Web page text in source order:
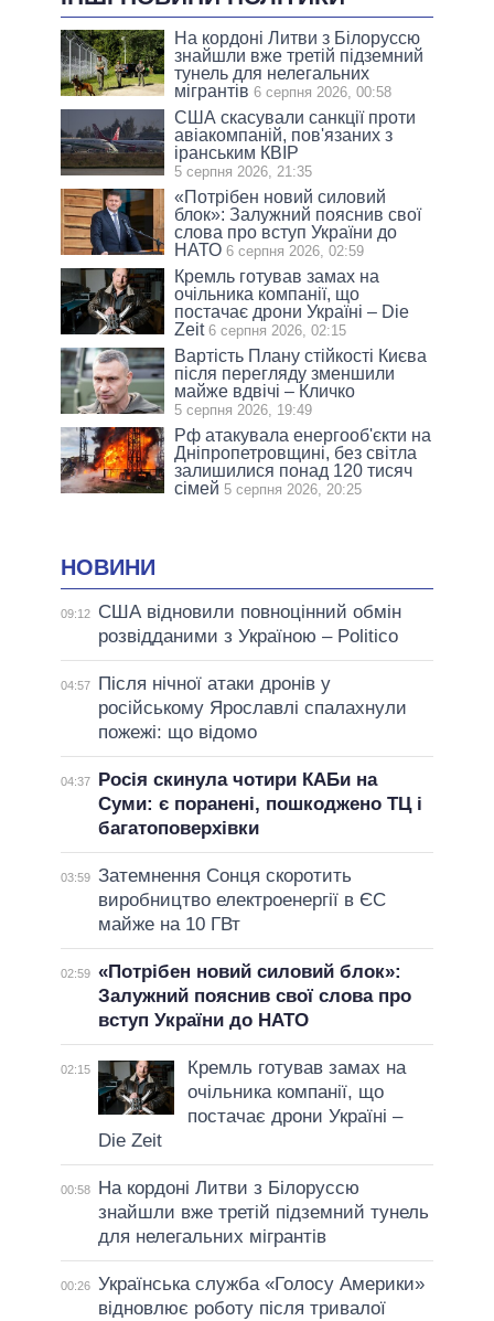
На кордоні Литви з Білоруссю
знайшли вже третій підземний
тунель для нелегальних
мігрантів 6 серпня 2026, 00:58
США скасували санкції проти
авіакомпаній, пов'язаних з
іранським КВІР
5 серпня 2026, 21:35
«Потрібен новий силовий
блок»: Залужний пояснив свої
слова про вступ України до
НАТО 6 серпня 2026, 02:59
Кремль готував замах на
очільника компанії, що
постачає дрони Україні – Die
Zeit 6 серпня 2026, 02:15
Вартість Плану стійкості Києва
після перегляду зменшили
майже вдвічі – Кличко
5 серпня 2026, 19:49
Рф атакувала енергооб'єкти на
Дніпропетровщині, без світла
залишилися понад 120 тисяч
сімей 5 серпня 2026, 20:25
НОВИНИ
09:12
США відновили повноцінний обмін
розвідданими з Україною – Politico
04:57
Після нічної атаки дронів у
російському Ярославлі спалахнули
пожежі: що відомо
04:37
Росія скинула чотири КАБи на
Суми: є поранені, пошкоджено ТЦ і
багатоповерхівки
03:59 Затемнення Сонця скоротить
виробництво електроенергії в ЄС
майже на 10 ГВт
02:59 «Потрібен новий силовий блок»:
Залужний пояснив свої слова про
вступ України до НАТО
02:15
Кремль готував замах на
очільника компанії, що
постачає дрони Україні –
Die Zeit
00:58
На кордоні Литви з Білоруссю
знайшли вже третій підземний тунель
для нелегальних мігрантів
00:26 Українська служба «Голосу Америки»
відновлює роботу після тривалої